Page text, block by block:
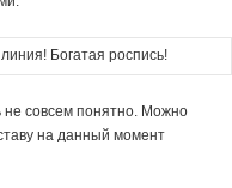
Богатая роспись!
не совсем понятно. Можно
на данный момент